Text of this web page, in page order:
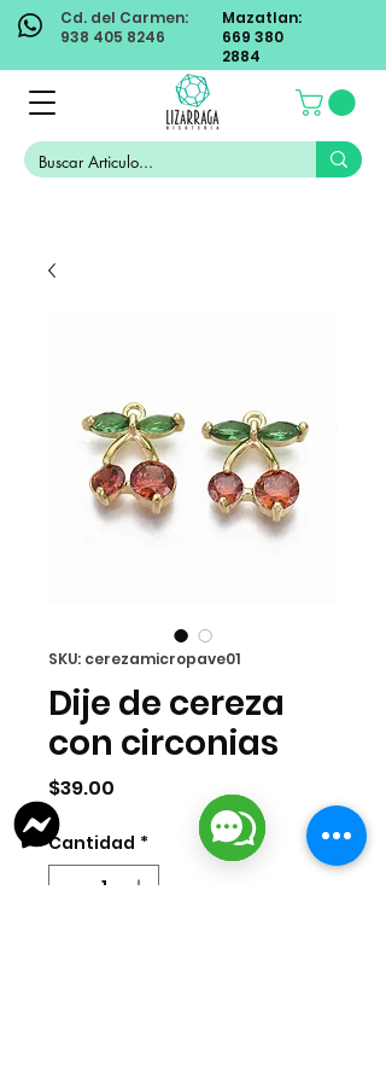
Cd. del Carmen:
938 405 8246
Mazatlan:
669 380
2884
SKU: cerezamicropave01
Dije de cereza
con circonias
$39.00
Cantidad *